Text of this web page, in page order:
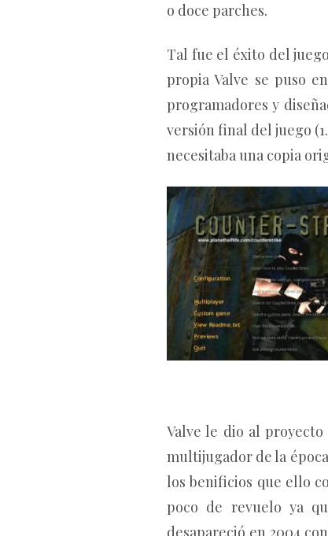
o doce parches.
Tal fue el éxito del
propia Valve se puso
programadores y
versión final del juego
necesitaba una copia
Valve le dio al
multijugador de la
los benificios que ello
poco de revuelo ya